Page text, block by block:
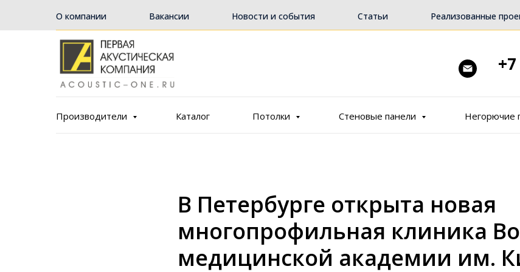
О компании Вакансии Новости и события Статьи Реализованные
Производители Каталог Потолки Стеновые панели Негорючие
В Петербурге открыта новая
многопрофильная клиника
медицинской академии им.